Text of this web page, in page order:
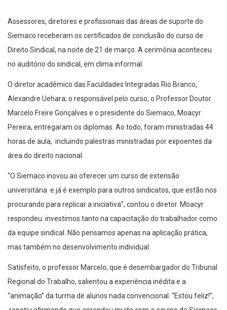
Assessores, diretores e profissionais das áreas de suporte do
Siemaco receberam os certificados de conclusão do curso de
Direito Sindical, na noite de 21 de março. A cerimônia aconteceu
no auditório do sindical, em clima informal.
O diretor acadêmico das Faculdades Integradas Rio Branco,
Alexandre Uehara; o responsável pelo curso, o Professor Doutor
Marcelo Freire Gonçalves e o presidente do Siemaco, Moacyr
Pereira, entregaram os diplomas. Ao todo, foram ministradas 44
horas de aula, incluindo palestras ministradas por expoentes da
área do direito nacional.
“O Siemaco inovou ao oferecer um curso de extensão
universitária e já é exemplo para outros sindicatos, que estão nos
procurando para replicar a iniciativa”, contou o diretor. Moacyr
respondeu: investimos tanto na capacitação do trabalhador como
da equipe sindical. Não pensamos apenas na aplicação prática,
mas também no desenvolvimento individual.
Satisfeito, o professor Marcelo, que é desembargador do Tribunal
Regional do Trabalho, salientou a experiência inédita e a
“animação” da turma de alunos nada convencional. “Estou feliz!”,